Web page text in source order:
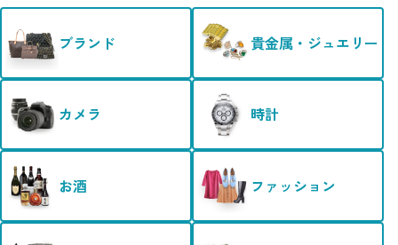
ブランド 貴金属・ジュエリー
カメラ 時計
お酒 ファッション